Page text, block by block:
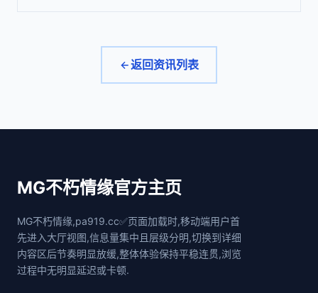
返回资讯列表
MG不朽情缘官方主页
MG不朽情缘,pa919.cc✅页面加载时,移动端用户首
先进入大厅视图,信息量集中且层级分明,切换到详细
内容区后节奏明显放缓,整体体验保持平稳连贯,浏览
过程中无明显延迟或卡顿.